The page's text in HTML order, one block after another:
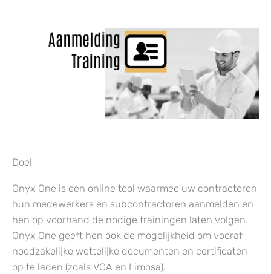
Doel
Onyx One is een online tool waarmee uw contractoren
hun medewerkers en subcontractoren aanmelden en
hen op voorhand de nodige trainingen laten volgen.
Onyx One geeft hen ook de mogelijkheid om vooraf
noodzakelijke wettelijke documenten en certificaten
op te laden (zoals VCA en Limosa).